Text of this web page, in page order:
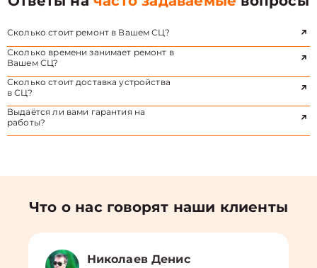
Сколько стоит ремонт в Вашем СЦ?
Сколько времени занимает ремонт в
Вашем СЦ?
Сколько стоит доставка устройства
в СЦ?
Выдаётся ли вами гарантия на
работы?
Что о нас говорят наши клиенты
Николаев Денис